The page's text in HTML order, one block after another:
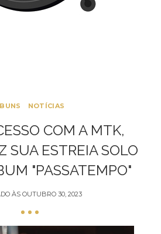
NOTÍCIAS
COM A MTK,
SUA ESTREIA SOLO
"PASSATEMPO"
ÀS OUTUBRO 30, 2023